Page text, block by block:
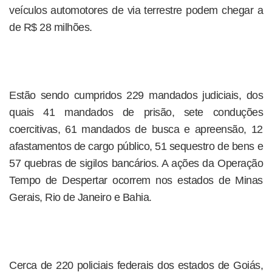
veículos automotores de via terrestre podem chegar a
de R$ 28 milhões.
Estão sendo cumpridos 229 mandados judiciais, dos
quais 41 mandados de prisão, sete conduções
coercitivas, 61 mandados de busca e apreensão, 12
afastamentos de cargo público, 51 sequestro de bens e
57 quebras de sigilos bancários. A ações da Operação
Tempo de Despertar ocorrem nos estados de Minas
Gerais, Rio de Janeiro e Bahia.
Cerca de 220 policiais federais dos estados de Goiás,